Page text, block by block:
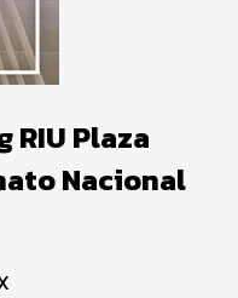
RIU Plaza
Nacional